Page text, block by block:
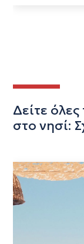
Δείτε
στο νησί: